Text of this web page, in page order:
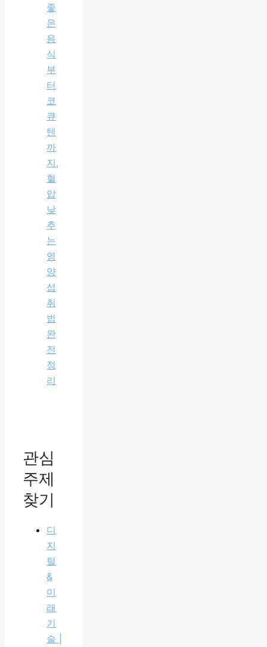
좋
은
음
식
부
터
코
큐
텐
까
지,
혈
압
낮
추
는
영
양
섭
취
법
완
전
정
리
관심
주제
찾기
디
지
털
&
미
래
기
술 |